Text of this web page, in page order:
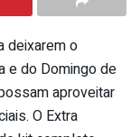
deixarem o
e do Domingo de
aproveitar
O Extra